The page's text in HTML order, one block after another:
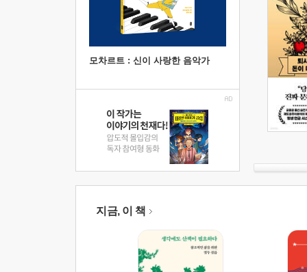
모차르트 : 신이 사랑한 음악가
지금, 이 책